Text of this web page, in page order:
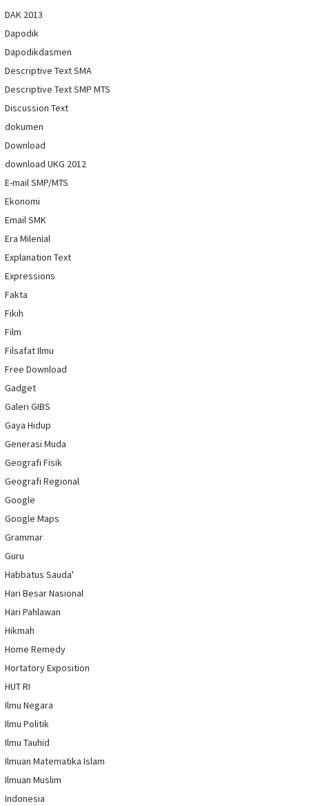
DAK 2013
Dapodik
Dapodikdasmen
Descriptive Text SMA
Descriptive Text SMP MTS
Discussion Text
dokumen
Download
download UKG 2012
E-mail SMP/MTS
Ekonomi
Email SMK
Era Milenial
Explanation Text
Expressions
Fakta
Fikih
Film
Filsafat Ilmu
Free Download
Gadget
Galeri GIBS
Gaya Hidup
Generasi Muda
Geografi Fisik
Geografi Regional
Google
Google Maps
Grammar
Guru
Habbatus Sauda'
Hari Besar Nasional
Hari Pahlawan
Hikmah
Home Remedy
Hortatory Exposition
HUT RI
Ilmu Negara
Ilmu Politik
Ilmu Tauhid
Ilmuan Matematika Islam
Ilmuan Muslim
Indonesia